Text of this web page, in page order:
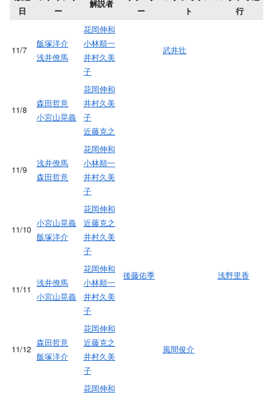
日
ー
解説者
ー
ト
行
11/7
飯塚洋介
浅井僚馬
花岡伸和
小林順一
井村久美
子
後藤佑季
武井壮
浅野里香
11/8
森田哲意
小宮山晃義
花岡伸和
井村久美
子
近藤克之
11/9
浅井僚馬
森田哲意
花岡伸和
小林順一
井村久美
子
11/10
小宮山晃義
飯塚洋介
花岡伸和
近藤克之
井村久美
子
11/11
浅井僚馬
小宮山晃義
花岡伸和
小林順一
井村久美
子
11/12
森田哲意
飯塚洋介
花岡伸和
近藤克之
井村久美
子
風間俊介
花岡伸和